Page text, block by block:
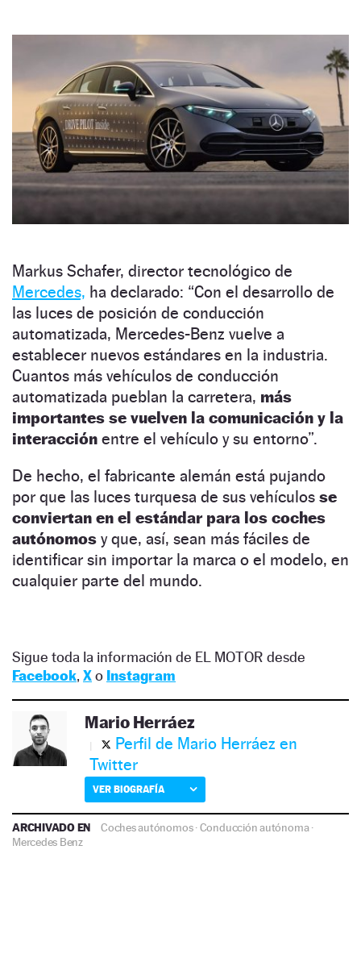
Markus Schafer, director tecnológico de
Mercedes, ha declarado: “Con el desarrollo de
las luces de posición de conducción
automatizada, Mercedes-Benz vuelve a
establecer nuevos estándares en la industria.
Cuantos más vehículos de conducción
automatizada pueblan la carretera, más
importantes se vuelven la comunicación y la
interacción entre el vehículo y su entorno”.
De hecho, el fabricante alemán está pujando
por que las luces turquesa de sus vehículos se
conviertan en el estándar para los coches
autónomos y que, así, sean más fáciles de
identificar sin importar la marca o el modelo, en
cualquier parte del mundo.
Sigue toda la información de EL MOTOR desde
Facebook, Xo Instagram
Mario Herráez
Perfil de Mario Herráez en
Twitter
VER BIOGRAFÍA
ARCHIVADO EN Coches autónomos·Conducción autónoma·
Mercedes Benz